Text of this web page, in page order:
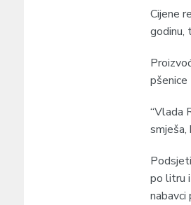
Cijene
godinu,
pšenice
“Vlada
smješa,
po litru
nabavci